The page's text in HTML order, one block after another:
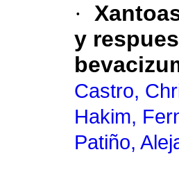
·
y
Castro,
Hakim,
Patiño,